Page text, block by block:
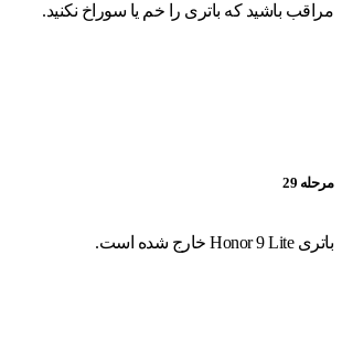
مراقب باشید که باتری را خم یا سوراخ نکنید.
مرحله 29
باتری Honor 9 Lite خارج شده است.